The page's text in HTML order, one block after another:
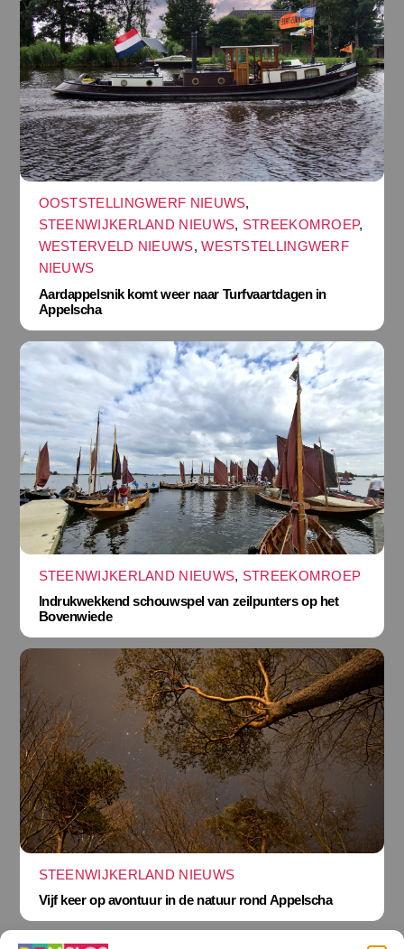
OOSTSTELLINGWERF NIEUWS,
STEENWIJKERLAND NIEUWS, STREEKOMROEP,
WESTERVELD NIEUWS,WESTSTELLINGWERF
NIEUWS
Aardappelsnik komt weer naar Turfvaartdagen in
Appelscha
STEENWIJKERLAND NIEUWS, STREEKOMROEP
Indrukwekkend schouwspel van zeilpunters op het
Bovenwiede
STEENWIJKERLAND NIEUWS
Vijf keer op avontuur in de natuur rond Appelscha